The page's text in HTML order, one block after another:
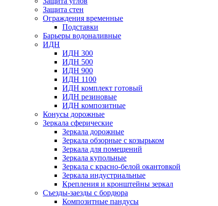
Защита стен
Ограждения временные
Подставки
Барьеры водоналивные
ИДН
ИДН 300
ИДН 500
ИДН 900
ИДН 1100
ИДН комплект готовый
ИДН резиновые
ИДН композитные
Конусы дорожные
Зеркала сферические
Зеркала дорожные
Зеркала обзорные с козырьком
Зеркала для помещений
Зеркала купольные
Зеркала с красно-белой окантовкой
Зеркала индустриальные
Крепления и кронштейны зеркал
Съезды-заезды с бордюра
Композитные пандусы